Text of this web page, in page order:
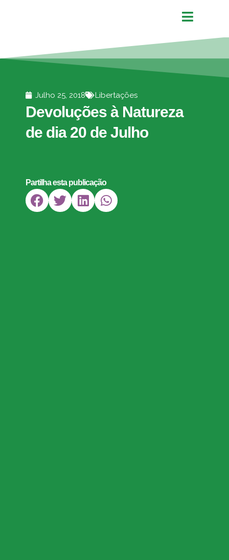
Julho 25, 2018 Libertações
Devoluções à Natureza
de dia 20 de Julho
Partilha esta publicação